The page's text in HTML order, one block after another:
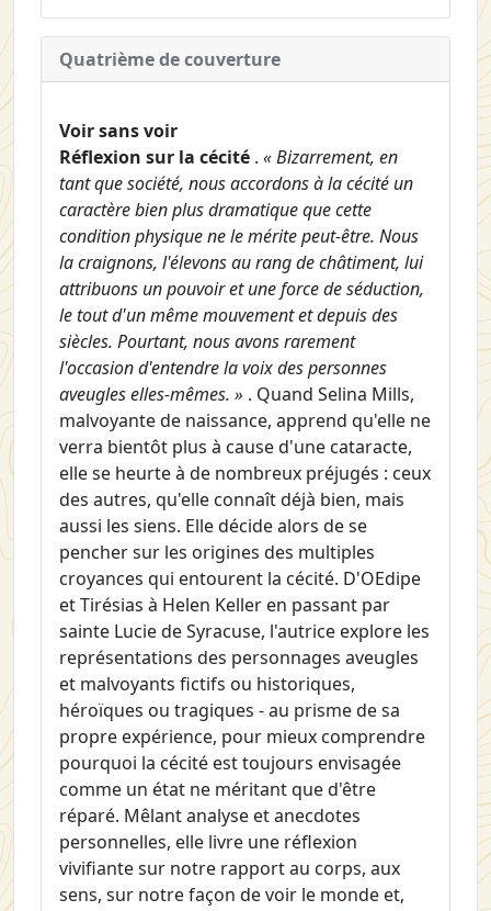
Quatrième de couverture
Voir sans voir
Réflexion sur la cécité . « Bizarrement, en
tant que société, nous accordons à la cécité un
caractère bien plus dramatique que cette
condition physique ne le mérite peut-être. Nous
la craignons, l'élevons au rang de châtiment, lui
attribuons un pouvoir et une force de séduction,
le tout d'un même mouvement et depuis des
siècles. Pourtant, nous avons rarement
l'occasion d'entendre la voix des personnes
aveugles elles-mêmes. » . Quand Selina Mills,
malvoyante de naissance, apprend qu'elle ne
verra bientôt plus à cause d'une cataracte,
elle se heurte à de nombreux préjugés : ceux
des autres, qu'elle connaît déjà bien, mais
aussi les siens. Elle décide alors de se
pencher sur les origines des multiples
croyances qui entourent la cécité. D'OEdipe
et Tirésias à Helen Keller en passant par
sainte Lucie de Syracuse, l'autrice explore les
représentations des personnages aveugles
et malvoyants fictifs ou historiques,
héroïques ou tragiques - au prisme de sa
propre expérience, pour mieux comprendre
pourquoi la cécité est toujours envisagée
comme un état ne méritant que d'être
réparé. Mêlant analyse et anecdotes
personnelles, elle livre une réflexion
vivifiante sur notre rapport au corps, aux
sens, sur notre façon de voir le monde et,